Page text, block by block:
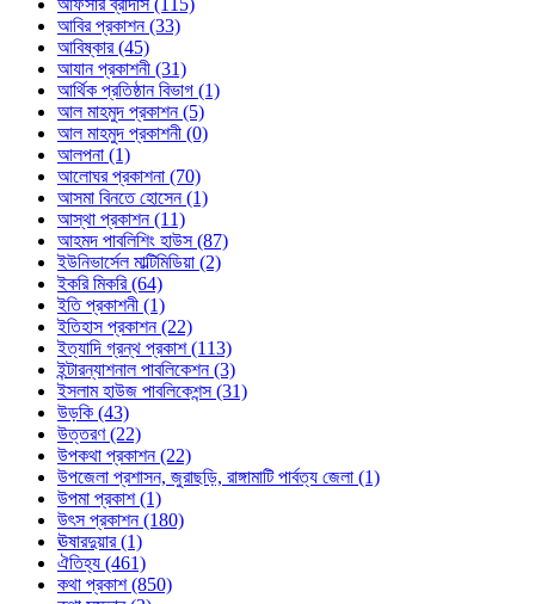
আফসার ব্রাদার্স (115)
আবির প্রকাশন (33)
আবিষ্কার (45)
আযান প্রকাশনী (31)
আর্থিক প্রতিষ্ঠান বিভাগ (1)
আল মাহমুদ প্রকাশন (5)
আল মাহমুদ প্রকাশনী (0)
আলপনা (1)
আলোঘর প্রকাশনা (70)
আসমা বিনতে হোসেন (1)
আস্থা প্রকাশন (11)
আহমদ পাবলিশিং হাউস (87)
ইউনিভার্সেল মাল্টিমিডিয়া (2)
ইকরি মিকরি (64)
ইতি প্রকাশনী (1)
ইতিহাস প্রকাশন (22)
ইত্যাদি গ্রন্থ প্রকাশ (113)
ইন্টারন্যাশনাল পাবলিকেশন (3)
ইসলাম হাউজ পাবলিকেশন্স (31)
উড়কি (43)
উত্তরণ (22)
উপকথা প্রকাশন (22)
উপজেলা প্রশাসন, জুরাছড়ি, রাঙ্গামাটি পার্বত্য জেলা (1)
উপমা প্রকাশ (1)
উৎস প্রকাশন (180)
ঊষারদুয়ার (1)
ঐতিহ্য (461)
কথা প্রকাশ (850)